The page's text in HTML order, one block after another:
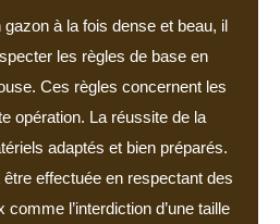
à la fois dense et beau, il
les règles de base en
Ces règles concernent les
opération. La réussite de la
adaptés et bien préparés.
effectuée en respectant des
l’interdiction d’une taille